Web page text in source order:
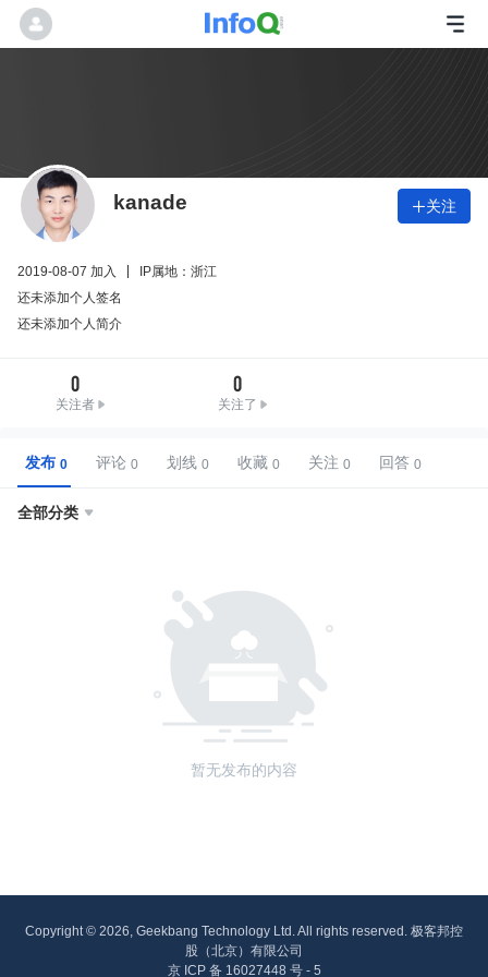
kanade 关注
2019-08-07 加入
IP属地：浙江
还未添加个人签名
还未添加个人简介
0
关注者
0
关注了
发布 评论 划线 收藏 关注 回答
全部分类 
暂无发布的内容
Copyright © 2026, Geekbang Technology Ltd. All rights reserved. 极客邦控
股（北京）有限公司
京 ICP 备 16027448 号 - 5